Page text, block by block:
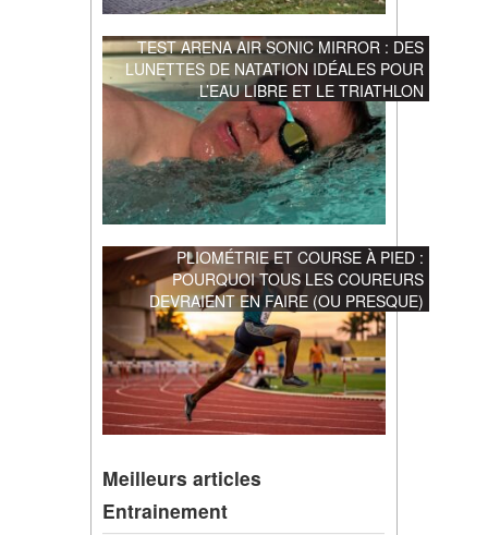
TEST ARENA AIR SONIC MIRROR : DES
LUNETTES DE NATATION IDÉALES POUR
L’EAU LIBRE ET LE TRIATHLON
PLIOMÉTRIE ET COURSE À PIED :
POURQUOI TOUS LES COUREURS
DEVRAIENT EN FAIRE (OU PRESQUE)
Meilleurs articles
Entrainement